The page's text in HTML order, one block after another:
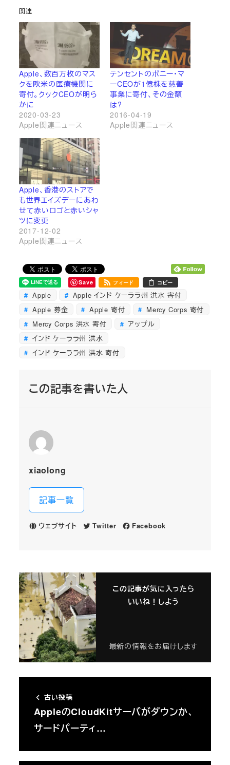
関連
Apple、数百万枚のマス
クを欧米の医療機関に
寄付。クックCEOが明ら
かに
2020-03-23
Apple関連ニュース
テンセントのポニー・マ
ーCEOが1億株を慈善
事業に寄付、その金額
は?
2016-04-19
Apple関連ニュース
Apple、香港のストアで
も世界エイズデーにあわ
せて赤いロゴと赤いシャ
ツに変更
2017-12-02
Apple関連ニュース
Save フィード コピー
Apple
Apple インド ケーララ州 洪水 寄付
Apple 募金
Apple 寄付
Mercy Corps 寄付
Mercy Corps 洪水 寄付
アップル
インド ケーララ州 洪水
インド ケーララ州 洪水 寄付
この記事を書いた人
xiaolong
記事一覧
ウェブサイト Twitter Facebook
この記事が気に入ったら
いいね！しよう
最新の情報をお届けします
古い投稿
AppleのCloudKitサーバがダウンか、
サードパーティ…